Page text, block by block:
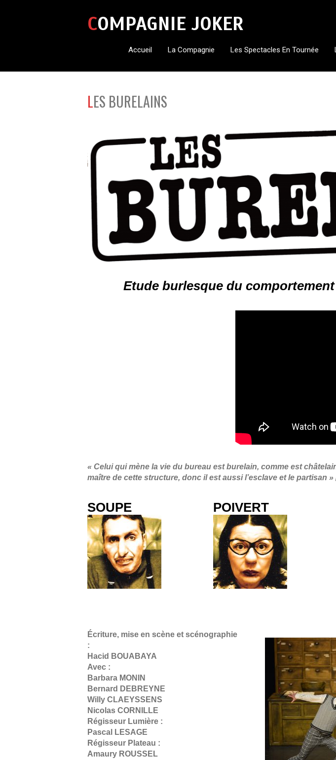
COMPAGNIE JOKER
Accueil La Compagnie Les Spectacles En Tournée
LES BURELAINS
Etude burlesque du
« Celui qui mène la vie du bureau est burelain, comme est
maître de cette structure, donc il est aussi l’esclave et le partisan
SOUPE POIVERT
Écriture, mise en scène et scénographie
:
Hacid BOUABAYA
Avec :
Barbara MONIN
Bernard DEBREYNE
Willy CLAEYSSENS
Nicolas CORNILLE
Régisseur Lumière :
Pascal LESAGE
Régisseur Plateau :
Amaury ROUSSEL